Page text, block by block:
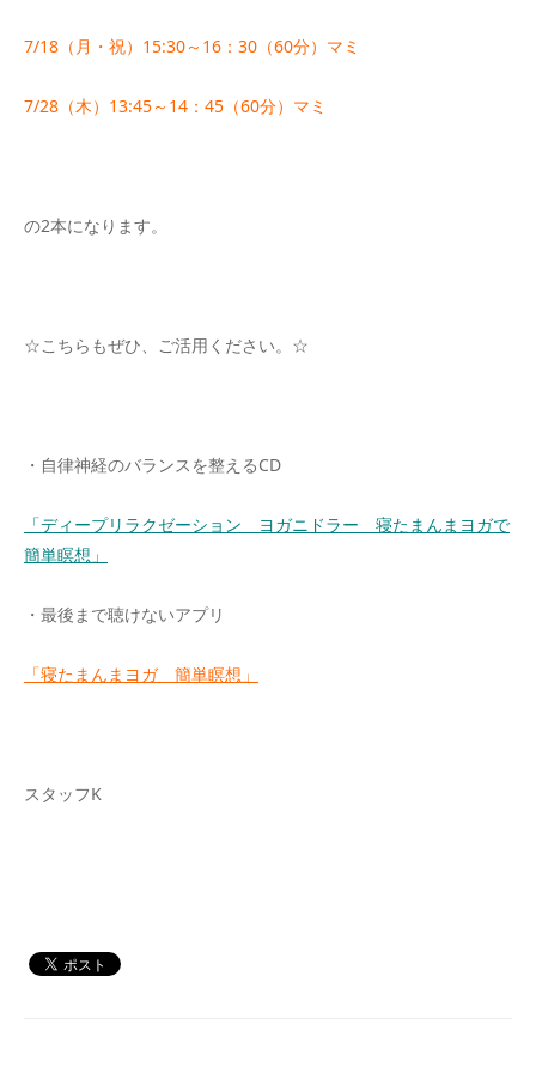
7/18（月・祝）15:30～16：30（60分）マミ
7/28（木）13:45～14：45（60分）マミ
の2本になります。
☆こちらもぜひ、ご活用ください。☆
・自律神経のバランスを整えるCD
「ディープリラクゼーション ヨガニドラー 寝たまんまヨガで
簡単瞑想」
・最後まで聴けないアプリ
「寝たまんまヨガ 簡単瞑想」
スタッフK